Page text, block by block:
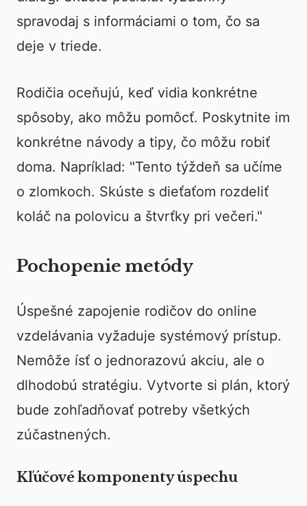
spravodaj s informáciami o tom, čo sa
deje v triede.
Rodičia oceňujú, keď vidia konkrétne
spôsoby, ako môžu pomôcť. Poskytnite im
konkrétne návody a tipy, čo môžu robiť
doma. Napríklad: "Tento týždeň sa učíme
o zlomkoch. Skúste s dieťaťom rozdeliť
koláč na polovicu a štvrťky pri večeri."
Pochopenie metódy
Úspešné zapojenie rodičov do online
vzdelávania vyžaduje systémový prístup.
Nemôže ísť o jednorazovú akciu, ale o
dlhodobú stratégiu. Vytvorte si plán, ktorý
bude zohľadňovať potreby všetkých
zúčastnených.
Kľúčové komponenty úspechu